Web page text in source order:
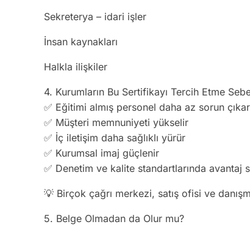
Sekreterya – idari işler
İnsan kaynakları
Halkla ilişkiler
4. Kurumların Bu Sertifikayı Tercih Etme
✅ Eğitimi almış personel daha az sorun
✅ Müşteri memnuniyeti yükselir
✅ İç iletişim daha sağlıklı yürür
✅ Kurumsal imaj güçlenir
✅ Denetim ve kalite standartlarında avantaj
💡 Birçok çağrı merkezi, satış ofisi ve
5. Belge Olmadan da Olur mu?